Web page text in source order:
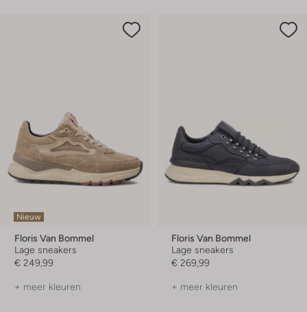
Nieuw
Floris Van Bommel
Lage sneakers
€ 249,99
+ meer kleuren
Floris Van Bommel
Lage sneakers
€ 269,99
+ meer kleuren